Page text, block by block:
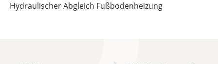
Hydraulischer Abgleich Fußbodenheizung